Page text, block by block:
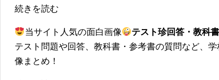
続きを読む
当サイト人気の面白画像
テスト珍回答・教科
テスト問題や回答、教科書・参考書の質問など、
像まとめ！